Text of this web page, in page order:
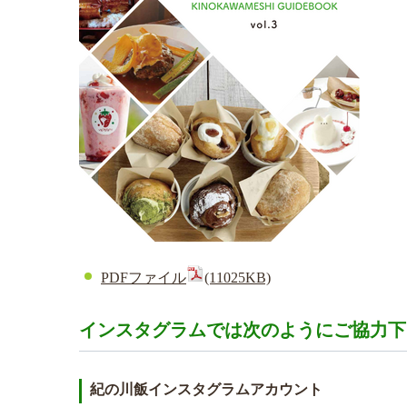
PDFファイル (11025KB)
インスタグラムでは次のようにご協力
紀の川飯インスタグラムアカウント